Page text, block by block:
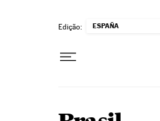
Edição: ESPAÑA